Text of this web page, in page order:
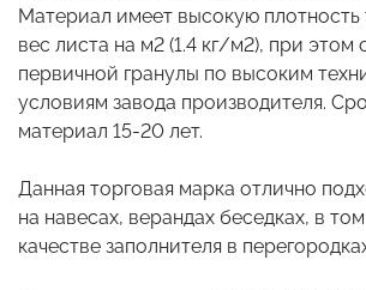
Материал имеет высокую плотность
вес листа на м2 (1.4 кг/м2), при этом
первичной гранулы по высоким
условиям завода производителя.
материал 15-20 лет.
Данная торговая марка отлично
на навесах, верандах беседках, в
качестве заполнителя в